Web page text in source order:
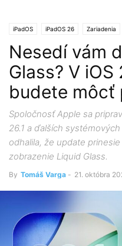
iPadOS iPadOS 26 Zariadenia
Nesedí vám
Glass? V iOS
budete môcť
Spoločnosť Apple sa
26.1 a ďalších
odhalila, že update
zobrazenie Liquid Glass.
By Tomáš Varga - 21. októbra